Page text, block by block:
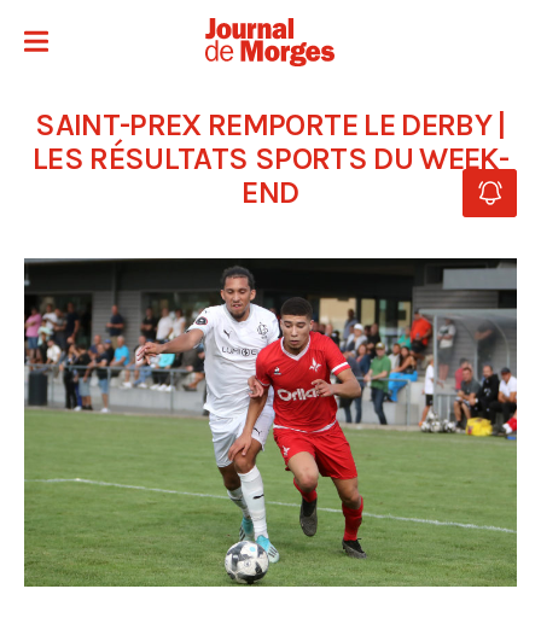
SAINT-PREX REMPORTE LE DERBY |
LES RÉSULTATS SPORTS DU WEEK-
END